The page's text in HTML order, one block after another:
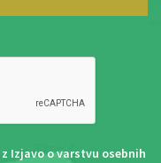
Izjavo o varstvu osebnih